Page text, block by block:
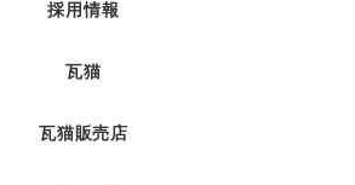
採用情報
瓦猫
瓦猫販売店